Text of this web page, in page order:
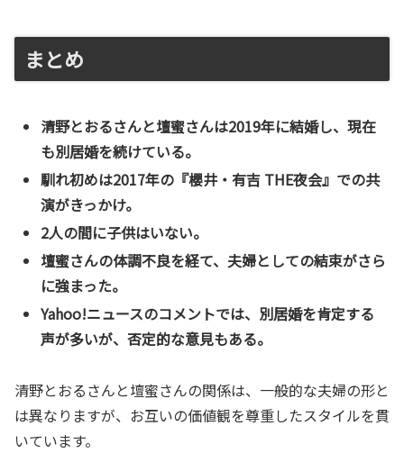
まとめ
清野とおるさんと壇蜜さんは2019年に結婚し、現在
も別居婚を続けている。
馴れ初めは2017年の『櫻井・有吉 THE夜会』での共
演がきっかけ。
2人の間に子供はいない。
壇蜜さんの体調不良を経て、夫婦としての結束がさら
に強まった。
Yahoo!ニュースのコメントでは、別居婚を肯定する
声が多いが、否定的な意見もある。
清野とおるさんと壇蜜さんの関係は、一般的な夫婦の形と
は異なりますが、お互いの価値観を尊重したスタイルを貫
いています。